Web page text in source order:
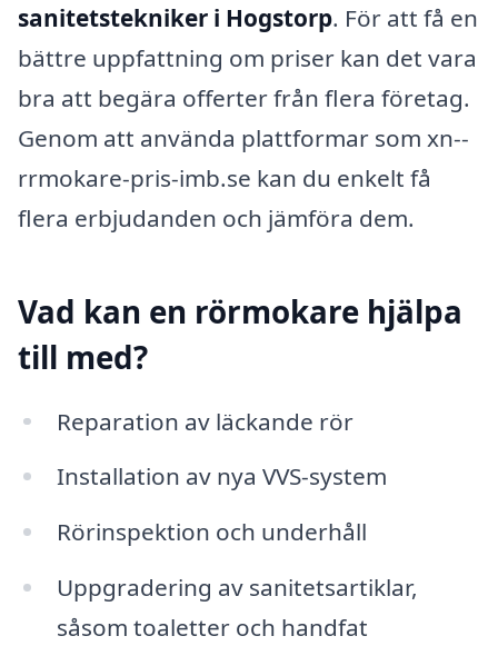
sanitetstekniker i Hogstorp. För att få en
bättre uppfattning om priser kan det vara
bra att begära offerter från flera företag.
Genom att använda plattformar som xn--
rrmokare-pris-imb.se kan du enkelt få
flera erbjudanden och jämföra dem.
Vad kan en rörmokare hjälpa
till med?
Reparation av läckande rör
Installation av nya VVS-system
Rörinspektion och underhåll
Uppgradering av sanitetsartiklar,
såsom toaletter och handfat